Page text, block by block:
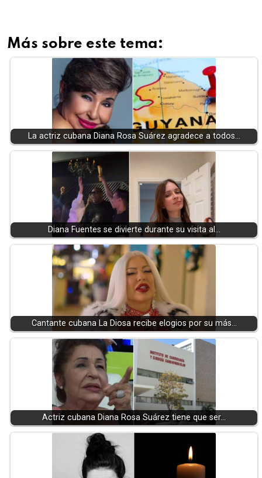
Más sobre este tema:
La actriz cubana Diana Rosa Suárez agradece a todos…
Diana Fuentes se divierte durante su visita al…
Cantante cubana La Diosa recibe elogios por su más…
Actriz cubana Diana Rosa Suárez tiene que ser…